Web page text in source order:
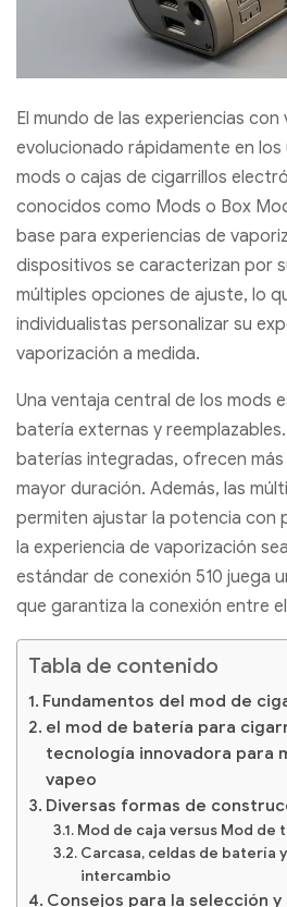
El mundo de las experiencias
evolucionado rápidamente en los
mods o cajas de cigarrillos
conocidos como Mods o Box
base para experiencias de
dispositivos se caracterizan por
múltiples opciones de ajuste, lo
individualistas personalizar su
vaporización a medida.
Una ventaja central de los mods
batería externas y
baterías integradas, ofrecen más
mayor duración. Además, las
permiten ajustar la potencia con
la experiencia de vaporización
estándar de conexión 510 juega
que garantiza la conexión entre
Tabla de contenido
Fundamentos del mod de
el mod de batería para
tecnología innovadora para
vapeo
Diversas formas de
Mod de caja versus Mod de
Carcasa, celdas de batería
intercambio
Consejos para la selección